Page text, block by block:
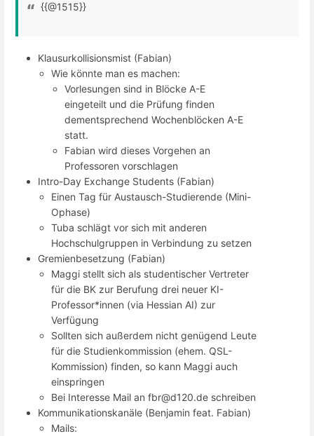
{{@1515}}
Klausurkollisionsmist (Fabian)
Wie könnte man es machen:
Vorlesungen sind in Blöcke A-E
eingeteilt und die Prüfung finden
dementsprechend Wochenblöcken A-E
statt.
Fabian wird dieses Vorgehen an
Professoren vorschlagen
Intro-Day Exchange Students (Fabian)
Einen Tag für Austausch-Studierende (Mini-
Ophase)
Tuba schlägt vor sich mit anderen
Hochschulgruppen in Verbindung zu setzen
Gremienbesetzung (Fabian)
Maggi stellt sich als studentischer Vertreter
für die BK zur Berufung drei neuer KI-
Professor*innen (via Hessian AI) zur
Verfügung
Sollten sich außerdem nicht genügend Leute
für die Studienkommission (ehem. QSL-
Kommission) finden, so kann Maggi auch
einspringen
Bei Interesse Mail an fbr@d120.de schreiben
Kommunikationskanäle (Benjamin feat. Fabian)
Mails: